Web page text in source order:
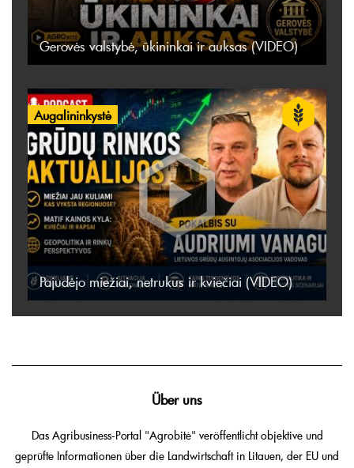
Gerovės valstybė, ūkininkai ir auksas (VIDEO)
Augalininkystė
Pajudėjo miežiai, netrukus ir kviečiai (VIDEO)
Über uns
Das Agribusiness-Portal "Agrobitė" veröffentlicht objektive und
geprüfte Informationen über die Landwirtschaft in Litauen, der EU und